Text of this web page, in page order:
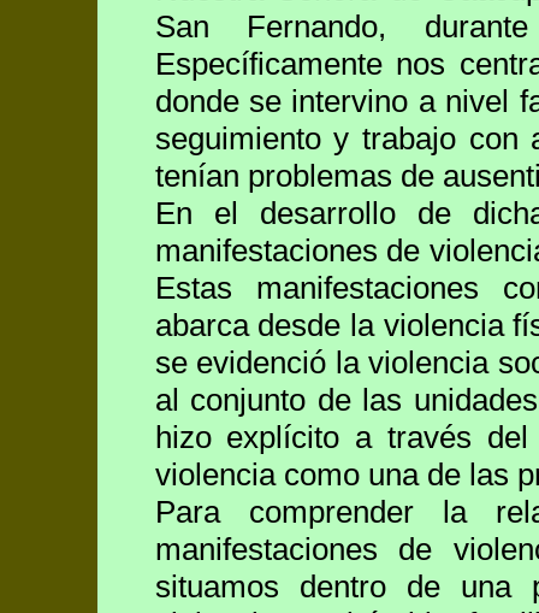
San Fernando,
Específicamente nos
donde se intervino a nivel
seguimiento y trabajo con
tenían problemas de
En el desarrollo de
manifestaciones de
Estas manifestaciones
abarca desde la violencia
se evidenció la violencia
al conjunto de las
hizo explícito a través
violencia como una de las
Para comprender la
manifestaciones de
situamos dentro de una